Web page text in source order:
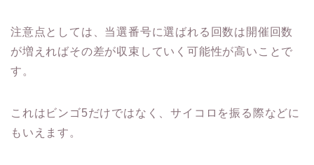
注意点としては、当選番号に選ばれる回数は開催回数
が増えればその差が収束していく可能性が高いことで
す。
これはビンゴ5だけではなく、サイコロを振る際などに
もいえます。